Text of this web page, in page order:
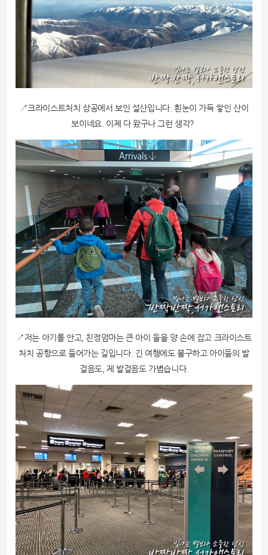
↗크라이스트처치 상공에서 보인 설산입니다. 흰눈이 가득 쌓인 산이
보이네요. 이제 다 왔구나 그런 생각?
↗저는 아기를 안고, 친정엄마는 큰 아이 둘을 양 손에 잡고 크라이스트
처치 공항으로 들어가는 길입니다. 긴 여행에도 불구하고 아이들의 발
걸음도, 제 발걸음도 가볍습니다.